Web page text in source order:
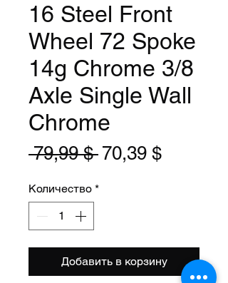
16 Steel Front
Wheel 72 Spoke
14g Chrome 3/8
Axle Single Wall
Chrome
79,99 $ Обычная
70,39 $
Количество *
Добавить в корзину